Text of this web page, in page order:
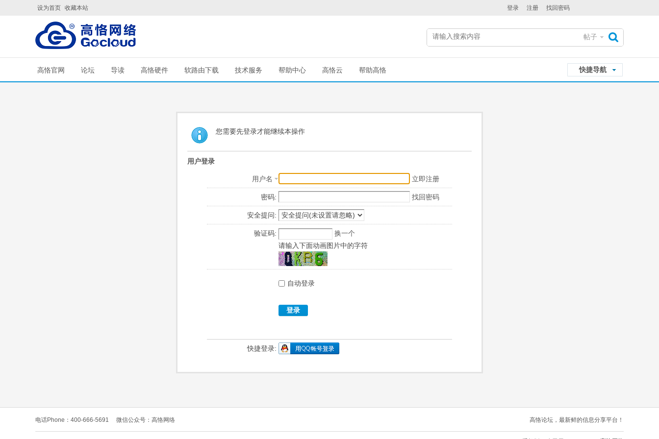
设为首页 收藏本站 登录 注册 找回密码
帖子
快捷导航
高恪官网 论坛 导读 高恪硬件 软路由下载 技术服务 帮助中心 高恪云 帮助高恪
您需要先登录才能继续本操作
用户登录
用户名 立即注册
密码: 找回密码
安全提问:
验证码:
换一个
请输入下面动画图片中的字符
自动登录
登录
快捷登录:
电话Phone：400-666-5691 微信公众号：高恪网络 高恪论坛，最新鲜的信息分享平台！